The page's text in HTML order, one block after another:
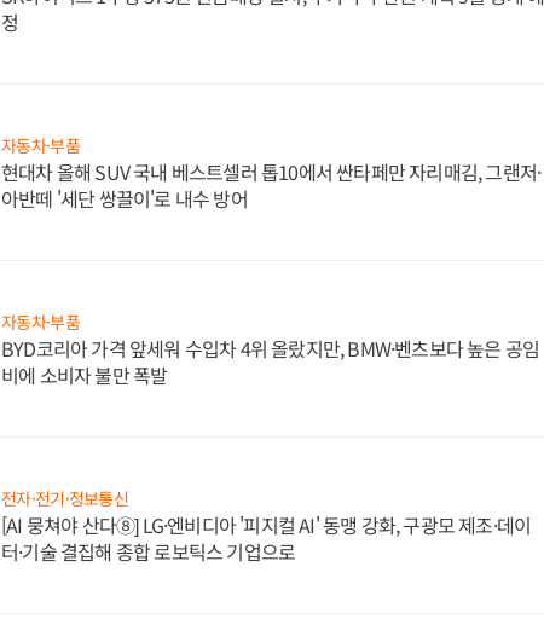
정
자동차·부품
현대차 올해 SUV 국내 베스트셀러 톱10에서 싼타페만 자리매김, 그랜저·
아반떼 '세단 쌍끌이'로 내수 방어
자동차·부품
BYD코리아 가격 앞세워 수입차 4위 올랐지만, BMW·벤츠보다 높은 공임
비에 소비자 불만 폭발
전자·전기·정보통신
[AI 뭉쳐야 산다⑧] LG·엔비디아 '피지컬 AI' 동맹 강화, 구광모 제조·데이
터·기술 결집해 종합 로보틱스 기업으로